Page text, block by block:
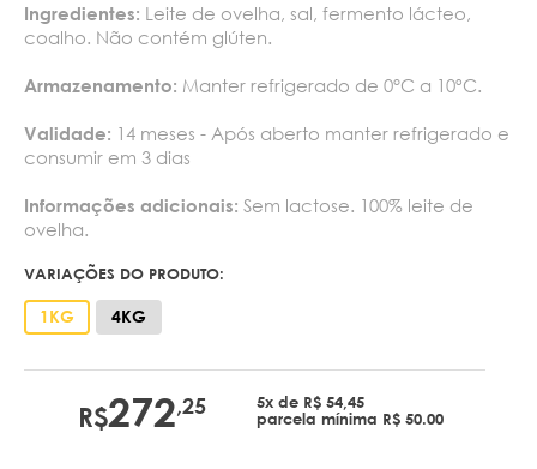
Ingredientes: Leite de ovelha, sal, fermento lácteo,
coalho. Não contém glúten.
Armazenamento: Manter refrigerado de 0°C a 10ºC.
Validade: 14 meses - Após aberto manter refrigerado e
consumir em 3 dias
Informações adicionais: Sem lactose. 100% leite de
ovelha.
VARIAÇÕES DO PRODUTO:
1KG 4KG
R$272,25
5x de R$ 54,45
parcela mínima R$ 50.00